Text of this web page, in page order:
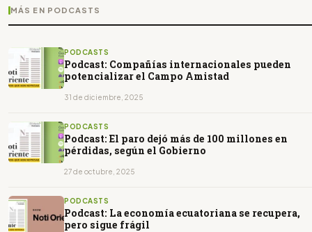
MÁS EN PODCASTS
PODCASTS
Podcast: Compañías internacionales pueden
potencializar el Campo Amistad
31 de diciembre, 2025
PODCASTS
Podcast: El paro dejó más de 100 millones en
pérdidas, según el Gobierno
27 de octubre, 2025
PODCASTS
Podcast: La economía ecuatoriana se recupera,
pero sigue frágil